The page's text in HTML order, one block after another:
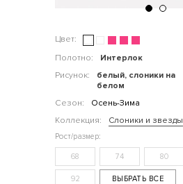
Цвет:
Полотно:
Интерлок
Рисунок:
белый, слоники на
белом
Сезон:
Осень-Зима
Коллекция:
Слоники и звезды
68 74 80
92 ВЫБРАТЬ ВСЕ